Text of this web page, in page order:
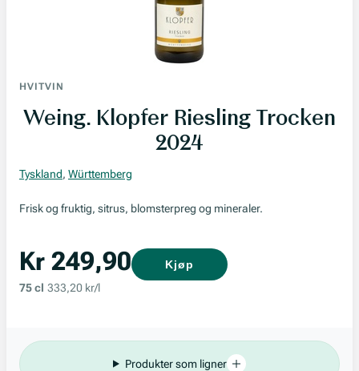
HVITVIN
Weing. Klopfer Riesling Trocken
2024
Tyskland, Württemberg
Frisk og fruktig, sitrus, blomsterpreg og mineraler.
Kr 249,90
75 cl 333,20 kr/l
Kjøp
Produkter som ligner